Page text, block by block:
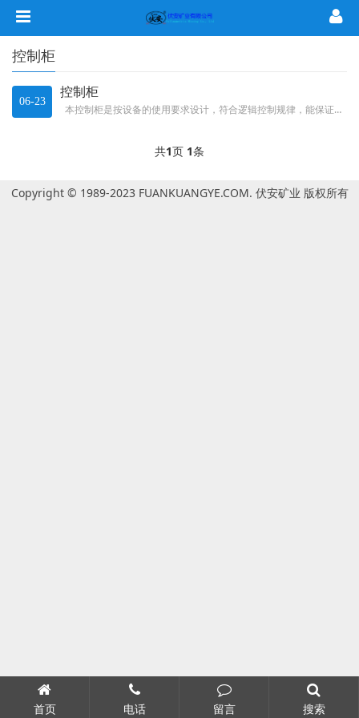
控制柜
06-23
控制柜
本控制柜是按设备的使用要求设计，符合逻辑控制规律，能保证电气安全及满足生产工艺的要求。按电气接线要求将开关设备、测量...
共1页 1条
Copyright © 1989-2023 FUANKUANGYE.COM. 伏安矿业 版权所有
首页 电话 留言 搜索